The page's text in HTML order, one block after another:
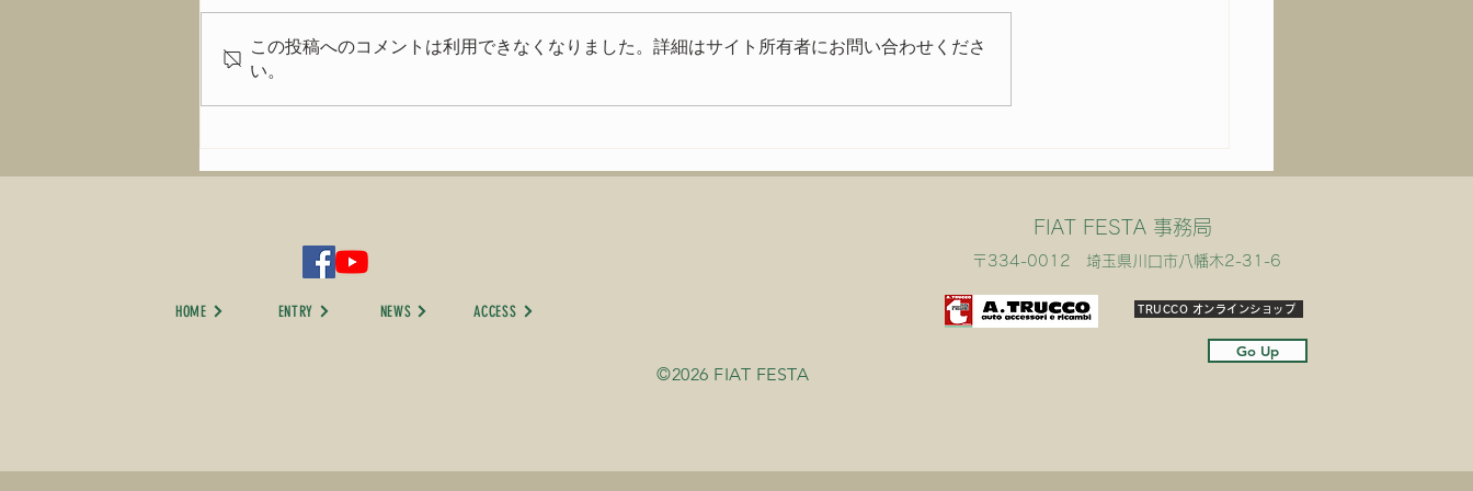
イベントの模様は
だきありがとうございました。
了致しました！ 来年、またお会
この投稿へのコメントは利用できなくなりました。詳細はサイト所有者にお問い合わせくださ
い。
HOME ENTRY NEWS ACCESS
FIAT FESTA 事務局
〒334-0012 埼玉県川口市八幡木2-31-6
TRUCCO オンラインショップ
Go Up
©2026 FIAT FESTA